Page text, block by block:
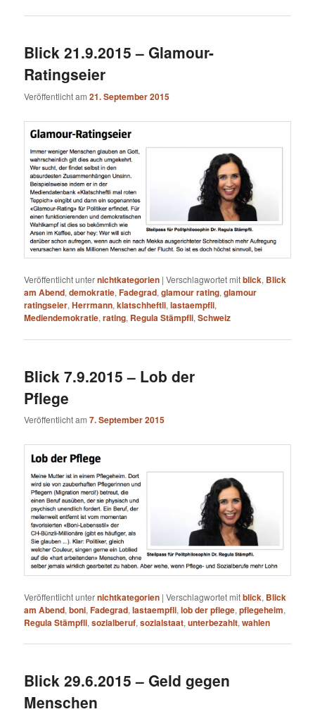
Blick 21.9.2015 – Glamour-
Ratingseier
Veröffentlicht am21. September 2015
Veröffentlicht unternichtkategorien |Verschlagwortet mitblick, Blick
am Abend,demokratie,Fadegrad,glamour rating,glamour
ratingseier,Herrmann,klatschheftli,lastaempfli,
Mediendemokratie,rating, Regula Stämpfli,Schweiz
Blick 7.9.2015 – Lob der
Pflege
Veröffentlicht am7. September 2015
Veröffentlicht unternichtkategorien |Verschlagwortet mitblick, Blick
am Abend,boni,Fadegrad,lastaempfli,lob der pflege,pflegeheim,
Regula Stämpfli,sozialberuf,sozialstaat,unterbezahlt,wahlen
Blick 29.6.2015 – Geld gegen
Menschen